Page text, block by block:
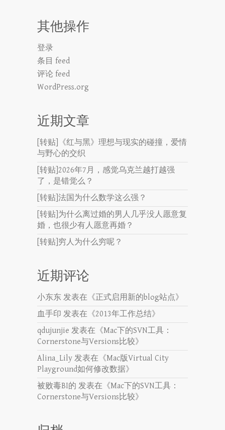
其他操作
登录
条目 feed
评论 feed
WordPress.org
近期文章
[转贴]《红与黑》理想与现实的碰撞，爱情
与野心的交织
[转贴]2026年7月，感觉乌克兰越打越强
了，是错觉么？
[转贴]法国为什么数学这么强？
[转贴]为什么离过婚的男人几乎没人愿意复
婚，也很少有人愿意再婚？
[转贴]穷人为什么穷呢？
近期评论
小东东 发表在《正式启用新的blog站点》
血手印 发表在《2013年工作总结》
qdujunjie 发表在《Mac下的SVN工具：
Cornerstone与Versions比较》
Alina_Lily 发表在《Mac版Virtual City
Playground如何修改数据》
被败毒BI的 发表在《Mac下的SVN工具：
Cornerstone与Versions比较》